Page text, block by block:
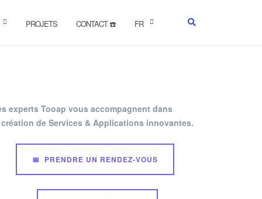
PROJETS CONTACT ☎️ FR
experts Tooap vous accompagnent dans
de Services & Applications innovantes.
📅 PRENDRE UN RENDEZ-VOUS